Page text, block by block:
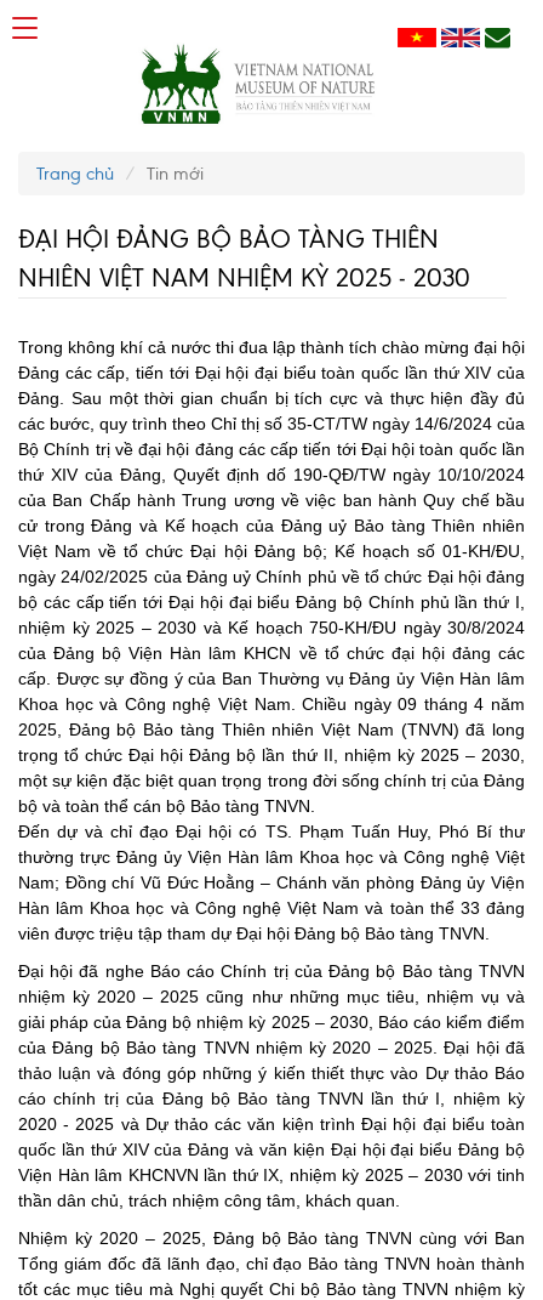
Trang chủ Tin mới
ĐẠI HỘI ĐẢNG BỘ BẢO TÀNG THIÊN
NHIÊN VIỆT NAM NHIỆM KỲ 2025 - 2030
Trong không khí cả nước thi đua lập thành tích chào mừng đại hội
Đảng các cấp, tiến tới Đại hội đại biểu toàn quốc lần thứ XIV của
Đảng. Sau một thời gian chuẩn bị tích cực và thực hiện đầy đủ
các bước, quy trình theo Chỉ thị số 35-CT/TW ngày 14/6/2024 của
Bộ Chính trị về đại hội đảng các cấp tiến tới Đại hội toàn quốc lần
thứ XIV của Đảng, Quyết định dố 190-QĐ/TW ngày 10/10/2024
của Ban Chấp hành Trung ương về việc ban hành Quy chế bầu
cử trong Đảng và Kế hoạch của Đảng uỷ Bảo tàng Thiên nhiên
Việt Nam về tổ chức Đại hội Đảng bộ; Kế hoạch số 01-KH/ĐU,
ngày 24/02/2025 của Đảng uỷ Chính phủ về tổ chức Đại hội đảng
bộ các cấp tiến tới Đại hội đại biểu Đảng bộ Chính phủ lần thứ I,
nhiệm kỳ 2025 – 2030 và Kế hoạch 750-KH/ĐU ngày 30/8/2024
của Đảng bộ Viện Hàn lâm KHCN về tổ chức đại hội đảng các
cấp. Được sự đồng ý của Ban Thường vụ Đảng ủy Viện Hàn lâm
Khoa học và Công nghệ Việt Nam.
Chiều ngày 09 tháng 4 năm
2025, Đảng bộ Bảo tàng Thiên nhiên Việt Nam (TNVN) đã long
trọng tổ chức Đại hội Đảng bộ lần thứ II, nhiệm kỳ 2025 – 2030,
một sự kiện đặc biệt quan trọng trong đời sống chính trị của Đảng
bộ và toàn thể cán bộ Bảo tàng TNVN.
Đến dự và chỉ đạo Đại hội có TS. Phạm Tuấn Huy, Phó Bí thư
thường trực Đảng ủy Viện Hàn lâm Khoa học và Công nghệ Việt
Nam; Đồng chí Vũ Đức Hoằng – Chánh văn phòng Đảng ủy Viện
Hàn lâm Khoa học và Công nghệ Việt Nam và toàn thể 33 đảng
viên được triệu tập tham dự Đại hội Đảng bộ Bảo tàng TNVN.
Đại hội đã nghe Báo cáo Chính trị của Đảng bộ Bảo tàng TNVN
nhiệm kỳ 2020 – 2025 cũng như những mục tiêu, nhiệm vụ và
giải pháp của Đảng bộ nhiệm kỳ 2025 – 2030, Báo cáo kiểm điểm
của Đảng bộ Bảo tàng TNVN nhiệm kỳ 2020 – 2025. Đại hội đã
thảo luận và đóng góp những ý kiến thiết thực vào Dự thảo Báo
cáo chính trị của Đảng bộ Bảo tàng TNVN lần thứ I, nhiệm kỳ
2020 - 2025 và Dự thảo các văn kiện trình Đại hội đại biểu toàn
quốc lần thứ XIV của Đảng và văn kiện Đại hội đại biểu Đảng bộ
Viện Hàn lâm KHCNVN lần thứ IX, nhiệm kỳ 2025 – 2030 với tinh
thần dân chủ, trách nhiệm công tâm, khách quan.
Nhiệm kỳ 2020 – 2025, Đảng bộ Bảo tàng TNVN cùng với Ban
Tổng giám đốc đã lãnh đạo, chỉ đạo Bảo tàng TNVN hoàn thành
tốt các mục tiêu mà Nghị quyết Chi bộ Bảo tàng TNVN nhiệm kỳ